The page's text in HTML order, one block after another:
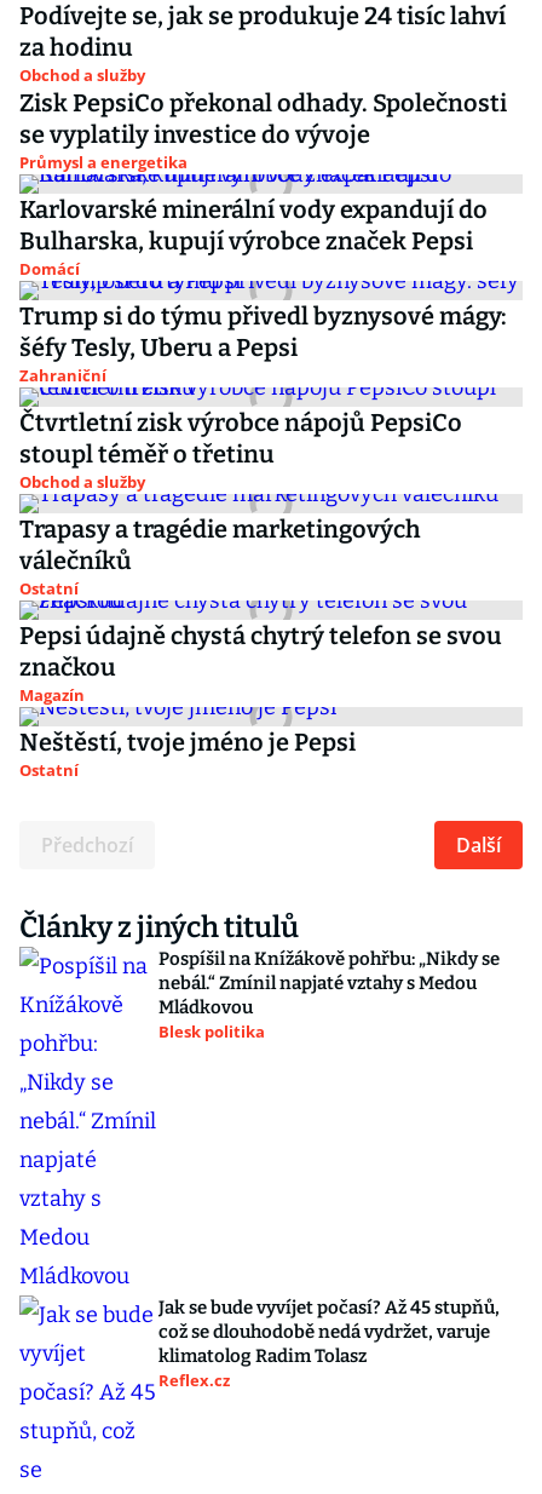
Podívejte se, jak se produkuje 24 tisíc lahví
za hodinu
Obchod a služby
Zisk PepsiCo překonal odhady. Společnosti
se vyplatily investice do vývoje
Průmysl a energetika
Karlovarské minerální vody expandují do
Bulharska, kupují výrobce značek Pepsi
Domácí
Trump si do týmu přivedl byznysové mágy:
šéfy Tesly, Uberu a Pepsi
Zahraniční
Čtvrtletní zisk výrobce nápojů PepsiCo
stoupl téměř o třetinu
Obchod a služby
Trapasy a tragédie marketingových
válečníků
Ostatní
Pepsi údajně chystá chytrý telefon se svou
značkou
Magazín
Neštěstí, tvoje jméno je Pepsi
Ostatní
Předchozí Další
Články z jiných titulů
Pospíšil na Knížákově pohřbu: „Nikdy se
nebál.“ Zmínil napjaté vztahy s Medou
Mládkovou
Blesk politika
Jak se bude vyvíjet počasí? Až 45 stupňů,
což se dlouhodobě nedá vydržet, varuje
klimatolog Radim Tolasz
Reflex.cz